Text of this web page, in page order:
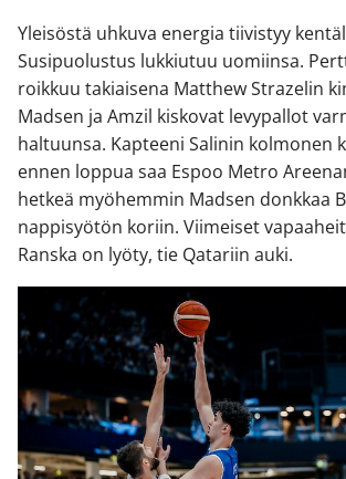
Yleisöstä uhkuva energia tiivistyy
Susipuolustus lukkiutuu uomiinsa.
roikkuu takiaisena Matthew Strazelin
Madsen ja Amzil kiskovat levypallot
haltuunsa. Kapteeni Salinin kolmonen
ennen loppua saa Espoo Metro
hetkeä myöhemmin Madsen donkkaa
nappisyötön koriin. Viimeiset
Ranska on lyöty, tie Qatariin auki.